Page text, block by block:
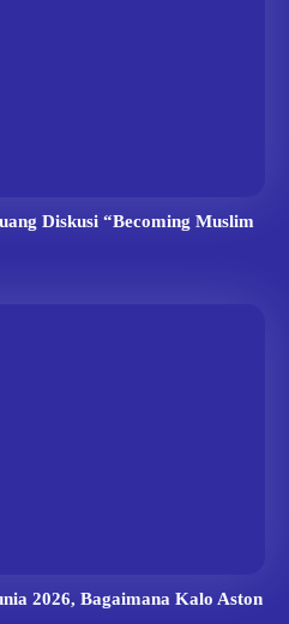
Diskusi “Becoming Muslim
2026, Bagaimana Kalo Aston